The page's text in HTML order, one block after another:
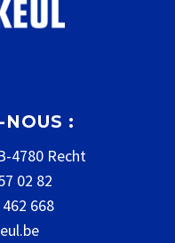
NOUS :
4780 Recht
02 82
668